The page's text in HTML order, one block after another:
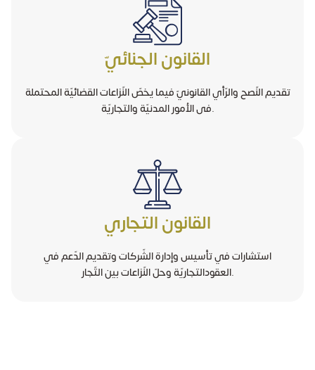
القانون الجنائيّ
تقديم النّصح والرّأي القانونيّ فيما يخصّ النّزاعات القضائيّة المحتملة
فى الأمور المدنيّة والتجاريّة.
القانون التجاري
استشارات في تأسيس وإدارة الشّركات وتقديم الدّعم في
العقودالتجاريّة وحلّ النّزاعات بين التّجار.